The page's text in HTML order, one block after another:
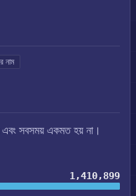
নাম
এবং সবসময় একমত হয় না।
1,410,899